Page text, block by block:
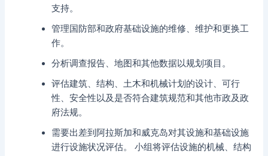
支持。
管理国防部和政府基础设施的维修、维护和更换工
作。
分析调查报告、地图和其他数据以规划项目。
评估建筑、结构、土木和机械计划的设计、可行
性、安全性以及是否符合建筑规范和其他市政及政
府法规。
需要出差到阿拉斯加和威克岛对其设施和基础设施
进行设施状况评估。 小组将评估设施的机械、结构